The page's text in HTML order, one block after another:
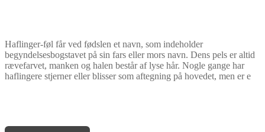
Haflinger-føl får ved fødslen et navn, som indeholder
begyndelsesbogstavet på sin fars eller mors navn. Dens pels er altid
rævefarvet, manken og halen består af lyse hår. Nogle gange har
haflingere stjerner eller blisser som aftegning på hovedet, men er e